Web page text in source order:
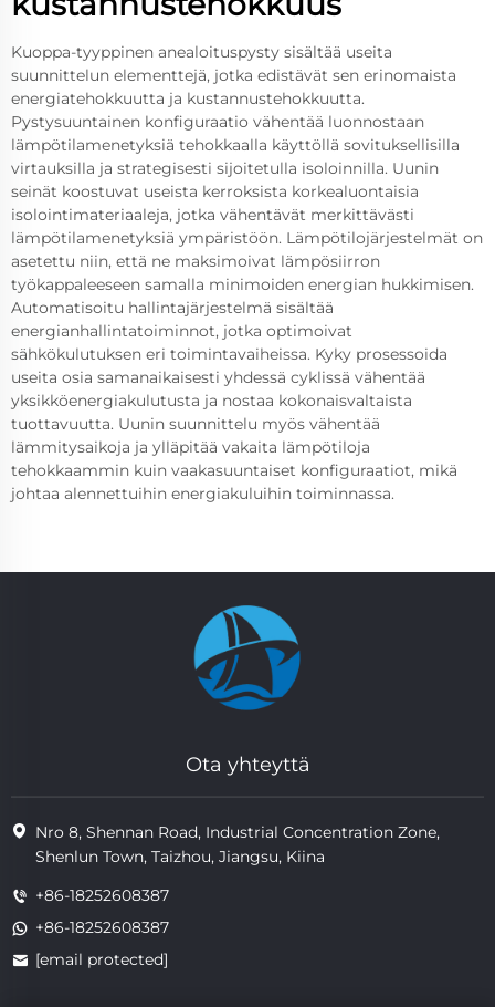
Kuoppa-tyyppinen anealoituspysty sisältää useita
suunnittelun elementtejä, jotka edistävät sen erinomaista
energiatehokkuutta ja kustannustehokkuutta.
Pystysuuntainen konfiguraatio vähentää luonnostaan
lämpötilamenetyksiä tehokkaalla käyttöllä sovituksellisilla
virtauksilla ja strategisesti sijoitetulla isoloinnilla. Uunin
seinät koostuvat useista kerroksista korkealuontaisia
isolointimateriaaleja, jotka vähentävät merkittävästi
lämpötilamenetyksiä ympäristöön. Lämpötilojärjestelmät on
asetettu niin, että ne maksimoivat lämpösiirron
työkappaleeseen samalla minimoiden energian hukkimisen.
Automatisoitu hallintajärjestelmä sisältää
energianhallintatoiminnot, jotka optimoivat
sähkökulutuksen eri toimintavaiheissa. Kyky prosessoida
useita osia samanaikaisesti yhdessä cyklissä vähentää
yksikköenergiakulutusta ja nostaa kokonaisvaltaista
tuottavuutta. Uunin suunnittelu myös vähentää
lämmitysaikoja ja ylläpitää vakaita lämpötiloja
tehokkaammin kuin vaakasuuntaiset konfiguraatiot, mikä
johtaa alennettuihin energiakuluihin toiminnassa.
Ota yhteyttä
Nro 8, Shennan Road, Industrial Concentration Zone,
Shenlun Town, Taizhou, Jiangsu, Kiina
+86-18252608387
+86-18252608387
[email protected]